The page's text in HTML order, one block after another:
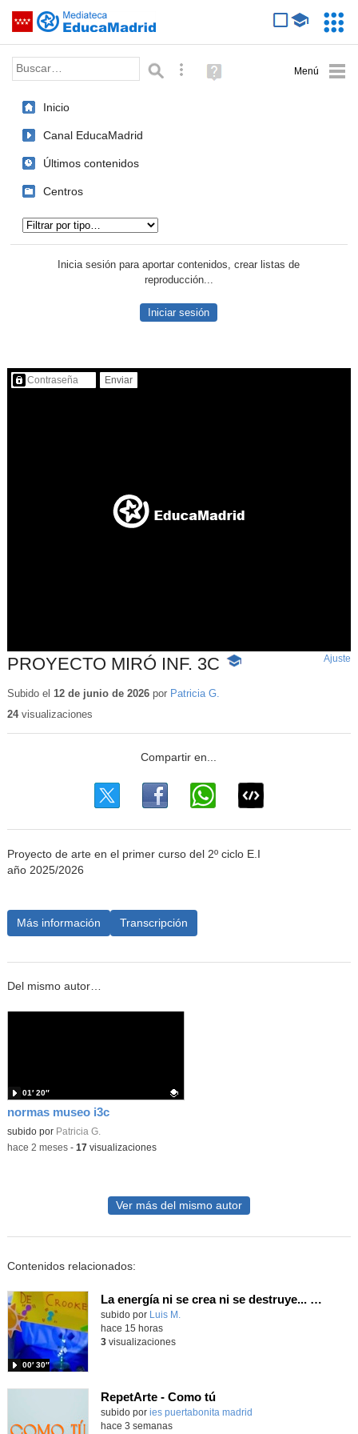
Saltar navegación
Palabra o frase: Búsqueda avanzada
Ayuda
(en
Inicio
Canal EducaMadrid
Últimos contenidos
Centros
Inicia sesión para aportar contenidos, crear listas de
reproducción...
Iniciar sesión
Contenido protegido…
PROYECTO MIRÓ INF. 3C
-
Ajuste
Subido el 12 de junio de 2026por Patricia G.
24visualizaciones
Proyecto de arte en el primer curso del 2º ciclo E.I
año 2025/2026
Más información Transcripción
Del mismo autor…
normas museo i3c
Contenido educativo.
subido por Patricia G.
01′ 20″
-hace 2 meses- 17visualizaciones
Ver más del mismo autor
Contenidos relacionados:
La energía ni se crea ni se destruye... ¡se experimenta! El Tierno en la Feria Madrid es Ciencia 2026
Contenido educativo.
subido por Luis M.
00′ 30″
hace 15 horas
3visualizaciones
RepetArte - Como tú
subido por ies puertabonita madrid
hace 3 semanas